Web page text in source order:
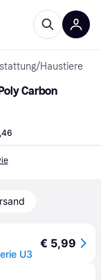
/Haustiere
Carbon
U3
€ 5,99